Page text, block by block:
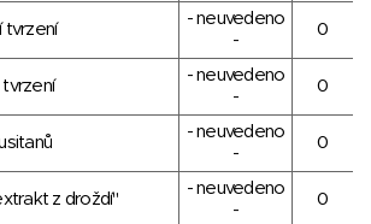
tvrzení
- neuvedeno
-
0
- neuvedeno
-
0
- neuvedeno
-
0
z droždí"
- neuvedeno
-
0